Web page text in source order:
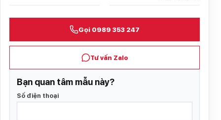
Gọi 0989 353 247
Tư vấn Zalo
Bạn quan tâm mẫu này?
Số điện thoại